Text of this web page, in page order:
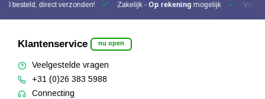
besteld, direct verzonden! Zakelijk - Op rekening mogelijk Voor
Klantenservice nu open
Veelgestelde vragen
+31 (0)26 383 5988
Connecting